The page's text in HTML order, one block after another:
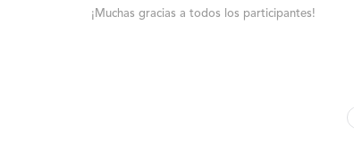
¡Muchas gracias a todos los participantes!